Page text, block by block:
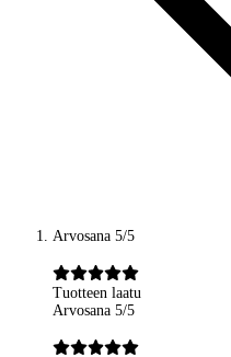
Arvosana 5/5
Tuotteen laatu
Arvosana 5/5